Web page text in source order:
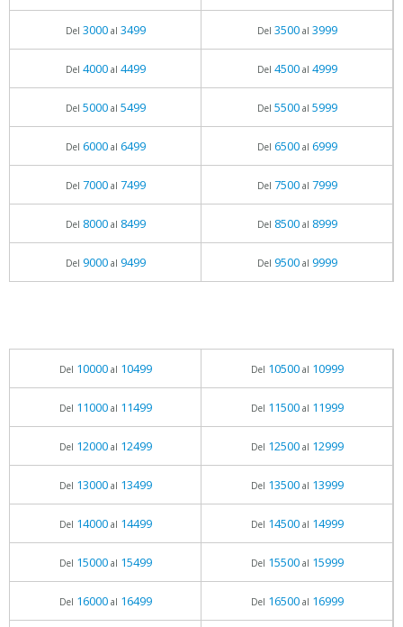
Del 3000al 3499 Del 3500al 3999
Del 4000al 4499 Del 4500al 4999
Del 5000al 5499 Del 5500al 5999
Del 6000al 6499 Del 6500al 6999
Del 7000al 7499 Del 7500al 7999
Del 8000al 8499 Del 8500al 8999
Del 9000al 9499 Del 9500al 9999
Del 10000al 10499 Del 10500al 10999
Del 11000al 11499 Del 11500al 11999
Del 12000al 12499 Del 12500al 12999
Del 13000al 13499 Del 13500al 13999
Del 14000al 14499 Del 14500al 14999
Del 15000al 15499 Del 15500al 15999
Del 16000al 16499 Del 16500al 16999